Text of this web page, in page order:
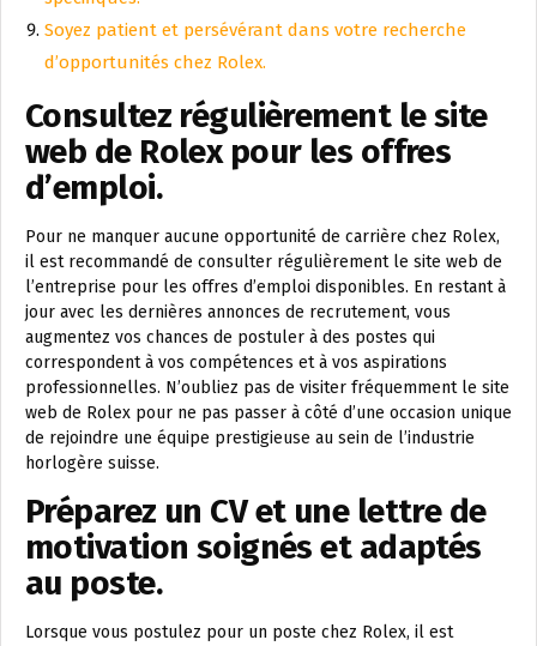
Soyez patient et persévérant dans votre recherche
d’opportunités chez Rolex.
Consultez régulièrement le site
web de Rolex pour les offres
d’emploi.
Pour ne manquer aucune opportunité de carrière chez Rolex,
il est recommandé de consulter régulièrement le site web de
l’entreprise pour les offres d’emploi disponibles. En restant à
jour avec les dernières annonces de recrutement, vous
augmentez vos chances de postuler à des postes qui
correspondent à vos compétences et à vos aspirations
professionnelles. N’oubliez pas de visiter fréquemment le site
web de Rolex pour ne pas passer à côté d’une occasion unique
de rejoindre une équipe prestigieuse au sein de l’industrie
horlogère suisse.
Préparez un CV et une lettre de
motivation soignés et adaptés
au poste.
Lorsque vous postulez pour un poste chez Rolex, il est